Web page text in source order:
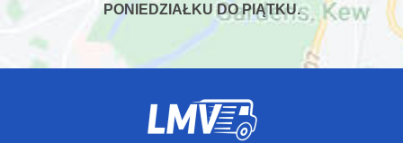
PONIEDZIAŁKU DO PIĄTKU.